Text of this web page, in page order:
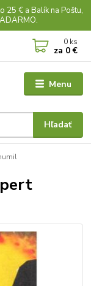
25 € a Balík na Poštu,
Menu
Hľadať
0 ks
za 0 €